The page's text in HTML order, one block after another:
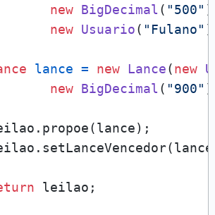
new BigDecimal ( "500"
new Usuario( "Fulano"
lance = new Lance(new
new BigDecimal ( "900"
leilao;